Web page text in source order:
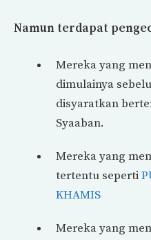
Namun terdapat
Mereka yang
dimulainya
disyaratkan
Syaaban.
Mereka yang
tertentu seperti
KHAMIS
Mereka yang